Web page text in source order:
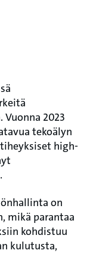
2023
tekoälyn
high-
on
mikä parantaa
kohdistuu
kulutusta,